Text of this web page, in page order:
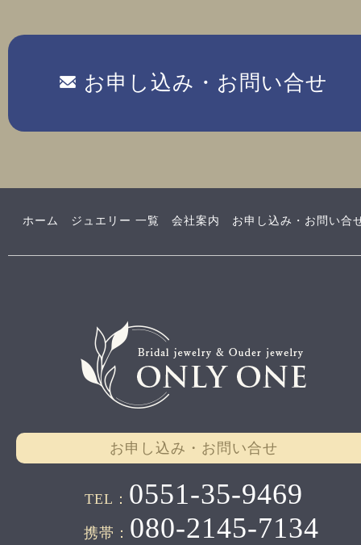
お申し込み・お問い合せ
ホーム ジュエリー 一覧 会社案内 お申し込み・お問い合
お申し込み・お問い合せ
TEL： 0551-35-9469
携帯： 080-2145-7134